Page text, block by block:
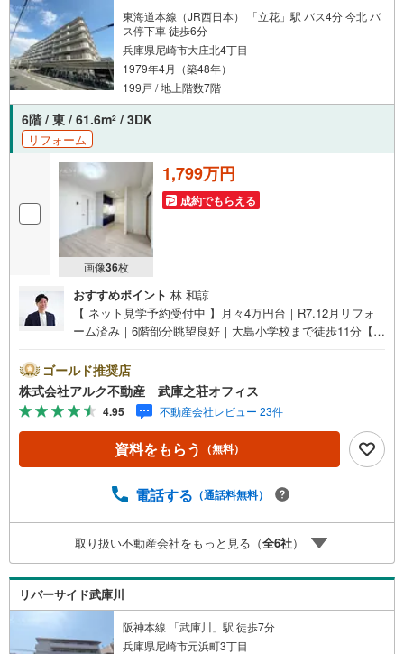
東海道本線（JR西日本） 「立花」駅 バス4分 今北 バ
ス停下車 徒歩6分
兵庫県尼崎市大庄北4丁目
1979年4月（築48年）
199戸 / 地上階数7階
6階 / 東 / 61.6m2 / 3DK
リフォーム
画像36枚
1,799万円
成約でもらえる
おすすめポイント 林 和諒
【 ネット見学予約受付中 】月々4万円台｜R7.12月リフォ
ーム済み｜6階部分眺望良好｜大島小学校まで徒歩11分【
システムキッチン/洗面化粧台/洗濯パン/洗濯水栓/トイレ＜
内装＞全室クロス貼替/フローリング貼替/CF張替/建具新調/
畳表替え/襖貼替/インターホン新調/スイッチコンセント新
調/照明器具新調【 周辺環境 】大島小学校:徒歩10分（811
m）大庄北中学校:徒歩8分（642m）グルメシティ西大島店:
徒歩7分（527m）【 アルク不動産について 】当社は阪急武
店舗では掲載中の物件に限らず、阪神間エリアを中心に
開放感のあるデザインに仕上げております。また、キッズ
スペースやおむつ替えスペースも完備しておりますので、
お子さま連れでも安心してご来店いただけます。ゆっくり
住まい探しをしていきたいお客様や、まずは相談だけとい
うお客様も、お気軽にご相談ください。
ゴールド推奨店
株式会社アルク不動産 武庫之荘オフィス
4.95 不動産会社レビュー 23件
資料をもらう （無料）
電話する （通話料無料）
取り扱い不動産会社をもっと見る（全6社）
リバーサイド武庫川
阪神本線 「武庫川」駅 徒歩7分
兵庫県尼崎市元浜町3丁目